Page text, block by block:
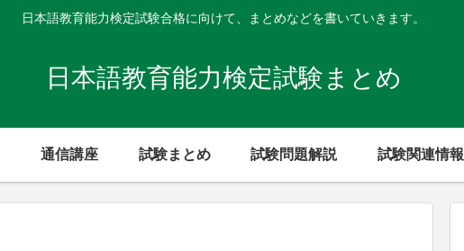
日本語教育能力検定試験合格に向けて、まとめなどを書いていきます。
日本語教育能力検定試験まとめ
通信講座 試験まとめ 試験問題解説 試験関連情報